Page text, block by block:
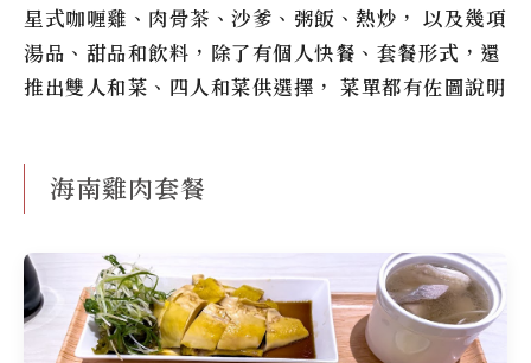
星式咖喱雞、肉骨茶、沙爹、粥飯、熱炒， 以及幾項
湯品、甜品和飲料，除了有個人快餐、套餐形式，還
推出雙人和菜、四人和菜供選擇， 菜單都有佐圖說明
海南雞肉套餐